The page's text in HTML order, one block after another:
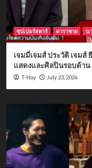
ซุปเปอร์สตาร์ ดาราชาย น
เจมมี่เจมส์ ประวัติ เจมส์
แสดงและศิลปินรอบด้าน
T-Hoy July 23, 2026